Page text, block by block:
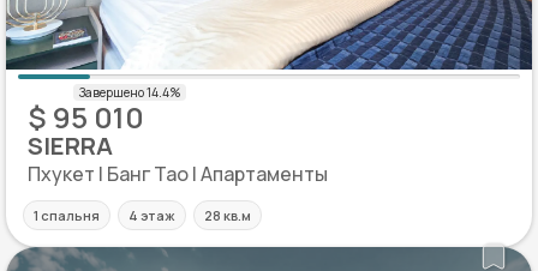
$ 95 010
SIERRA
Пхукет | Банг Тао | Апартаменты
1 спальня 4 этаж 28 кв.м